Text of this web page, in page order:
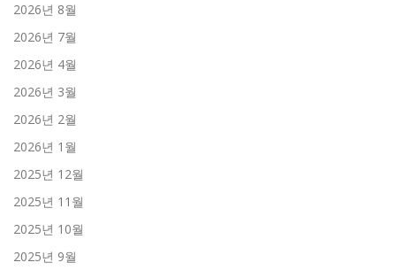
2026년 8월
2026년 7월
2026년 4월
2026년 3월
2026년 2월
2026년 1월
2025년 12월
2025년 11월
2025년 10월
2025년 9월